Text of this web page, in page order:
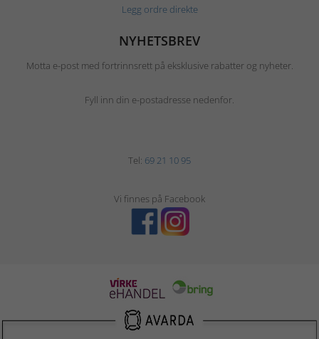
Legg ordre direkte
NYHETSBREV
Motta e-post med fortrinnsrett på eksklusive rabatter og nyheter.
Fyll inn din e-postadresse nedenfor.
Tel: 69 21 10 95
Vi finnes på Facebook